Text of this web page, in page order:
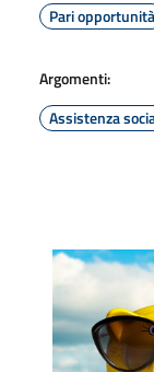
Pari opportunità
Argomenti:
Assistenza